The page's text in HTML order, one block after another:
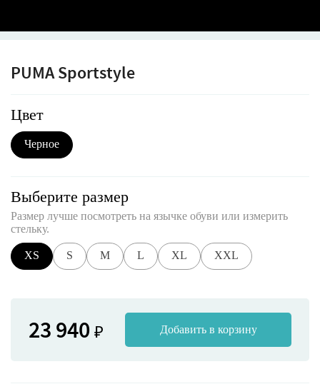
PUMA Sportstyle
Цвет
Черное
Выберите размер
Размер лучше посмотреть на язычке обуви или измерить
стельку.
XS S M L XL XXL
23 940 ₽ Добавить в корзину